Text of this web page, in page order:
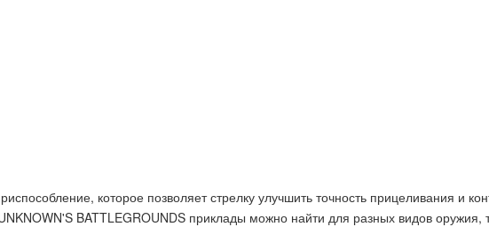
которое позволяет стрелку улучшить точность прицеливания и
BATTLEGROUNDS приклады можно найти для разных видов оружия,